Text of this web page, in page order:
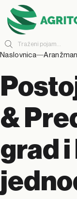
Naslovnica
&
grad i